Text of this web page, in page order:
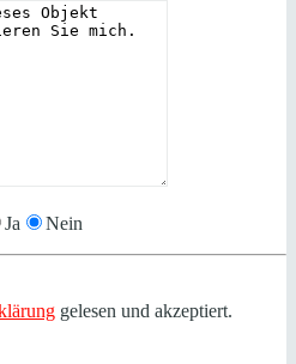
Ja Nein
gelesen und akzeptiert.